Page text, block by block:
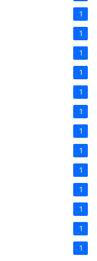
1
1
1
1
1
1
1
1
1
1
1
1
1